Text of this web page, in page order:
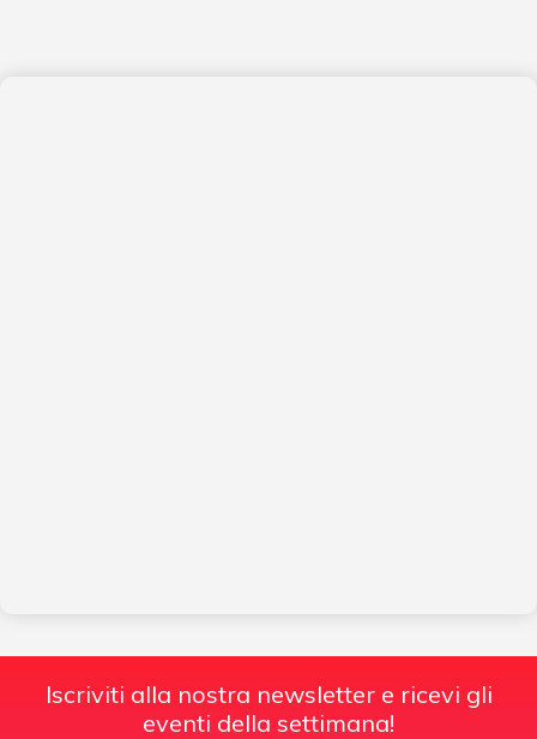
Iscriviti alla nostra newsletter e ricevi gli
eventi della settimana!